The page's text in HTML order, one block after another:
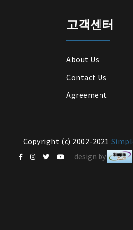
고객센터
About Us
Contact Us
Agreement
Copyright (c) 2002-2021
design by